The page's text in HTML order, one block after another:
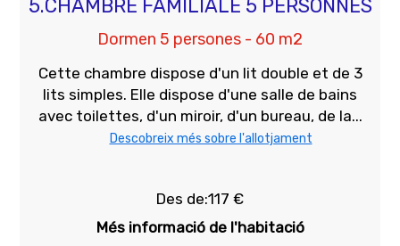
5.CHAMBRE FAMILIALE 5 PERSONNES
Dormen 5 persones - 60 m2
Cette chambre dispose d'un lit double et de 3
lits simples. Elle dispose d'une salle de bains
avec toilettes, d'un miroir, d'un bureau, de la...
Descobreix més sobre l'allotjament
Des de:117 €
Més informació de l'habitació